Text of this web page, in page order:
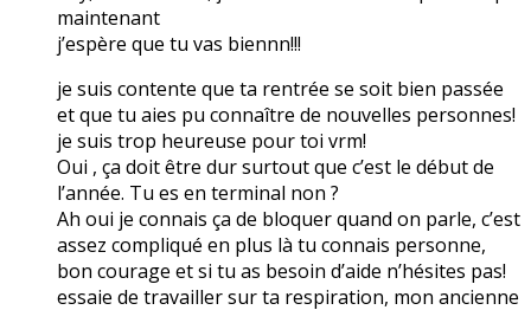
maintenant
j’espère que tu vas biennn!!!
je suis contente que ta rentrée se soit bien passée
et que tu aies pu connaître de nouvelles personnes!
je suis trop heureuse pour toi vrm!
Oui , ça doit être dur surtout que c’est le début de
l’année. Tu es en terminal non ?
Ah oui je connais ça de bloquer quand on parle, c’est
assez compliqué en plus là tu connais personne,
bon courage et si tu as besoin d’aide n’hésites pas!
essaie de travailler sur ta respiration, mon ancienne